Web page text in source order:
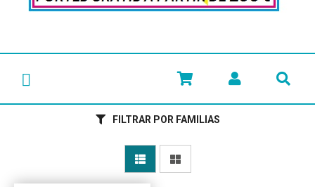
FILTRAR POR FAMILIAS